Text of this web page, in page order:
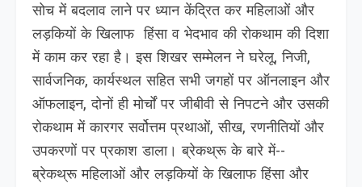
सोच में बदलाव लाने पर ध्यान केंद्रित कर महिलाओं और
लड़कियों के खिलाफ हिंसा व भेदभाव की रोकथाम की दिशा
में काम कर रहा है। इस शिखर सम्मेलन ने घरेलू, निजी,
सार्वजनिक, कार्यस्थल सहित सभी जगहों पर ऑनलाइन और
ऑफलाइन, दोनों ही मोर्चों पर जीबीवी से निपटने और उसकी
रोकथाम में कारगर सर्वोत्तम प्रथाओं, सीख, रणनीतियों और
उपकरणों पर प्रकाश डाला। ब्रेकथ्रू के बारे में--
ब्रेकथ्रू महिलाओं और लड़कियों के खिलाफ हिंसा और